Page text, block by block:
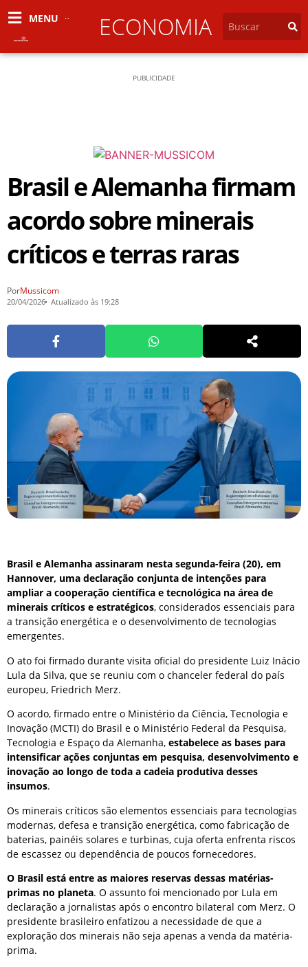
MENU ECONOMIA
PUBLICIDADE
Brasil e Alemanha firmam
acordo sobre minerais
críticos e terras raras
PorMussicom
20/04/2026 Atualizado às 19:28
Brasil e Alemanha assinaram nesta segunda-feira (20), em
Hannover, uma declaração conjunta de intenções para
ampliar a cooperação científica e tecnológica na área de
minerais críticos e estratégicos, considerados essenciais para
a transição energética e o desenvolvimento de tecnologias
emergentes.
O ato foi firmado durante visita oficial do presidente Luiz Inácio
Lula da Silva, que se reuniu com o chanceler federal do país
europeu, Friedrich Merz.
O acordo, firmado entre o Ministério da Ciência, Tecnologia e
Inovação (MCTI) do Brasil e o Ministério Federal da Pesquisa,
Tecnologia e Espaço da Alemanha, estabelece as bases para
intensificar ações conjuntas em pesquisa, desenvolvimento e
inovação ao longo de toda a cadeia produtiva desses
insumos.
Os minerais críticos são elementos essenciais para tecnologias
modernas, defesa e transição energética, como fabricação de
baterias, painéis solares e turbinas, cuja oferta enfrenta riscos
de escassez ou dependência de poucos fornecedores.
O Brasil está entre as maiores reservas dessas matérias-
primas no planeta. O assunto foi mencionado por Lula em
declaração a jornalistas após o encontro bilateral com Merz. O
presidente brasileiro enfatizou a necessidade de que a
exploração dos minerais não seja apenas a venda da matéria-
prima.